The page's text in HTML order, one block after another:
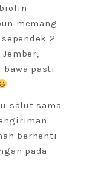
memang
2
bawa pasti
salut sama
berhenti
pada